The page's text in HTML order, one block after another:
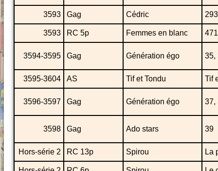
3593 Gag Cédric 293
3593 RC 5p Femmes en blanc 471
3594-3595 Gag Génération égo 35,
3595-3604 AS Tif et Tondu Tif
3596-3597 Gag Génération égo 37,
3598 Gag Ado stars 39
Hors-série 2 RC 13p Spirou La